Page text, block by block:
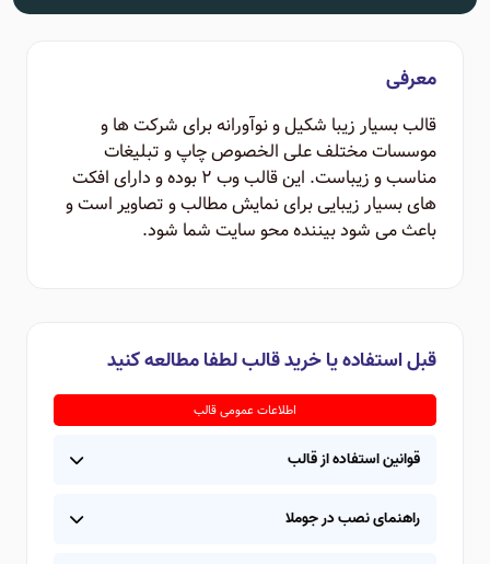
معرفی
قالب بسیار زیبا شکیل و نوآورانه برای شرکت ها و
موسسات مختلف علی الخصوص چاپ و تبلیغات
مناسب و زیباست. این قالب وب 2 بوده و دارای افکت
های بسیار زیبایی برای نمایش مطالب و تصاویر است و
باعث می شود بیننده محو سایت شما شود.
قبل استفاده یا خرید قالب لطفا مطالعه کنید
اطلاعات عمومی قالب
قوانین استفاده از قالب
راهنمای نصب در جوملا